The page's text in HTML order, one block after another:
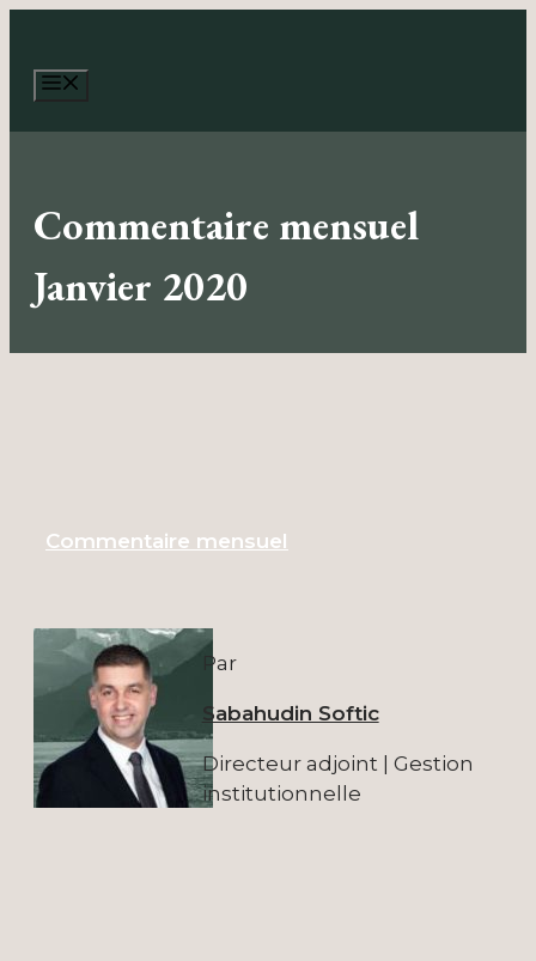
contenu
Commentaire mensuel
Janvier 2020
Commentaire mensuel
Par
Sabahudin Softic
Directeur adjoint | Gestion
institutionnelle